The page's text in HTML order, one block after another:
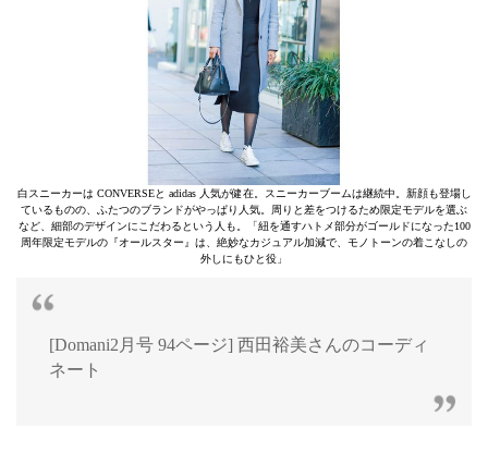
白スニーカーは CONVERSEと adidas 人気が健在。スニーカーブームは継続中。新顔も登場し
ているものの、ふたつのブランドがやっぱり人気。周りと差をつけるため限定モデルを選ぶ
など、細部のデザインにこだわるという人も。「紐を通すハトメ部分がゴールドになった100
周年限定モデルの『オールスター』は、絶妙なカジュアル加減で、モノトーンの着こなしの
外しにもひと役」
[Domani2月号 94ページ] 西田裕美さんのコーディ
ネート